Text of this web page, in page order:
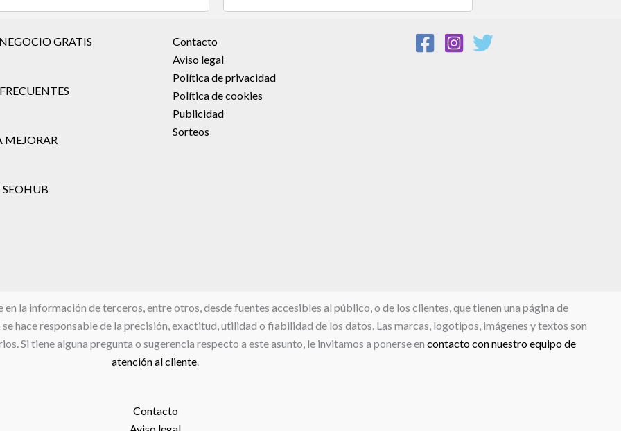
GRATIS
MEJORAR
SEOHUB
Contacto
Aviso legal
Política de privacidad
Política de cookies
Publicidad
Sorteos
la información de terceros, entre otros, desde fuentes accesibles al público, o de los clientes, que tienen una página de
hace responsable de la precisión, exactitud, utilidad o fiabilidad de los datos. Las marcas, logotipos, imágenes y textos son
Si tiene alguna pregunta o sugerencia respecto a este asunto, le invitamos a ponerse en contacto con nuestro equipo de
atención al cliente.
Contacto